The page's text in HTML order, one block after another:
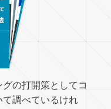
の打開策としてコ
て調べているけれ